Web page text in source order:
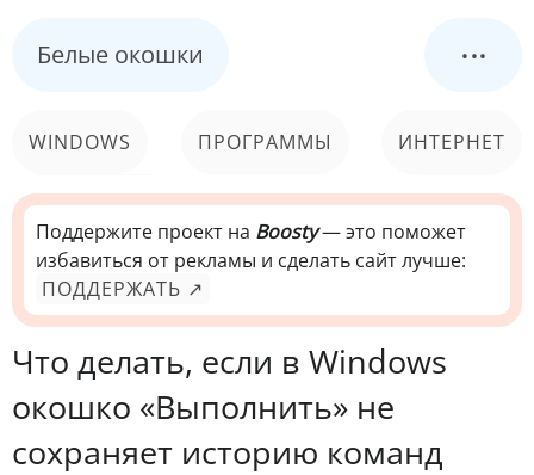
Белые окошки ...
WINDOWS ПРОГРАММЫ ИНТЕРНЕТ
КОМПЬЮТЕР
СИСТЕМА
Поддержите проект на Boosty— это поможет
избавиться от рекламы и сделать сайт лучше:
ПОДДЕРЖАТЬ ↗
Что делать, если в Windows
окошко «Выполнить» не
сохраняет историю команд